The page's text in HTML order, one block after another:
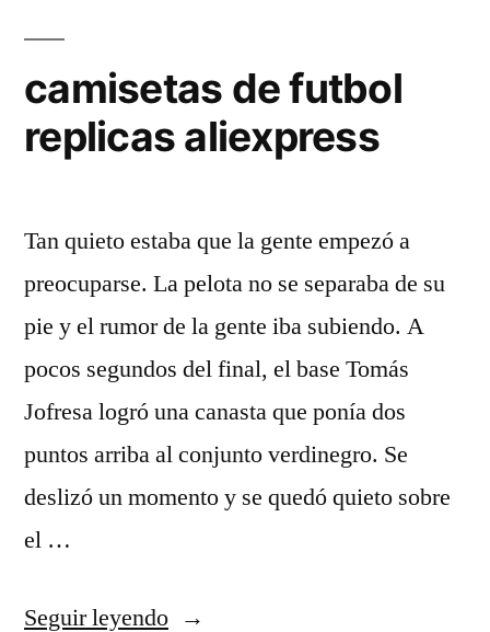
camisetas de futbol
replicas aliexpress
Tan quieto estaba que la gente empezó a
preocuparse. La pelota no se separaba de su
pie y el rumor de la gente iba subiendo. A
pocos segundos del final, el base Tomás
Jofresa logró una canasta que ponía dos
puntos arriba al conjunto verdinegro. Se
deslizó un momento y se quedó quieto sobre
el …
Seguir leyendo«camisetas